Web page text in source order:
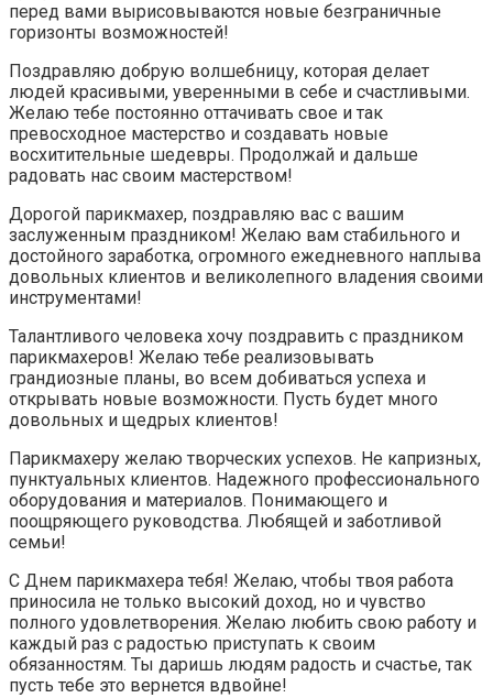
перед вами вырисовываются новые безграничные
горизонты возможностей!
Поздравляю добрую волшебницу, которая делает
людей красивыми, уверенными в себе и счастливыми.
Желаю тебе постоянно оттачивать свое и так
превосходное мастерство и создавать новые
восхитительные шедевры. Продолжай и дальше
радовать нас своим мастерством!
Дорогой парикмахер, поздравляю вас с вашим
заслуженным праздником! Желаю вам стабильного и
достойного заработка, огромного ежедневного наплыва
довольных клиентов и великолепного владения своими
инструментами!
Талантливого человека хочу поздравить с праздником
парикмахеров! Желаю тебе реализовывать
грандиозные планы, во всем добиваться успеха и
открывать новые возможности. Пусть будет много
довольных и щедрых клиентов!
Парикмахеру желаю творческих успехов. Не капризных,
пунктуальных клиентов. Надежного профессионального
оборудования и материалов. Понимающего и
поощряющего руководства. Любящей и заботливой
семьи!
С Днем парикмахера тебя! Желаю, чтобы твоя работа
приносила не только высокий доход, но и чувство
полного удовлетворения. Желаю любить свою работу и
каждый раз с радостью приступать к своим
обязанностям. Ты даришь людям радость и счастье, так
пусть тебе это вернется вдвойне!